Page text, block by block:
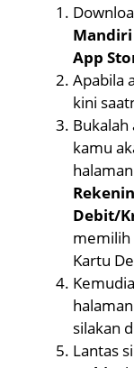
Mandiri
App
Apabila
kini
Bukalah
kamu
Debit/
memilih
Kartu
halaman
silakan
Lantas